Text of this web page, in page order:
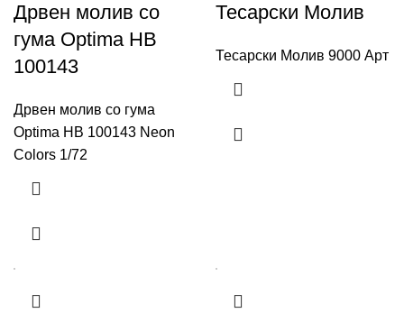
Дрвен молив со
гума Optima HB
100143
Дрвен молив со гума
Optima HB 100143 Neon
Colors 1/72
Тесарски Молив
Тесарски Молив 9000 Арт